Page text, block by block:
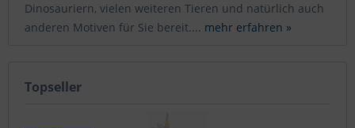
Dinosauriern, vielen weiteren Tieren und natürlich auch
anderen Motiven für Sie bereit.... mehr erfahren »
Topseller